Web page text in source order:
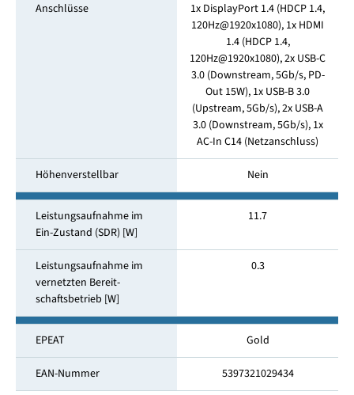
Anschlüsse
1x DisplayPort 1.4 (HDCP 1.4,
120Hz@1920x1080), 1x HDMI
1.4 (HDCP 1.4,
120Hz@1920x1080), 2x USB-C
3.0 (Downstream, 5Gb/s, PD-
Out 15W), 1x USB-B 3.0
(Upstream, 5Gb/s), 2x USB-A
3.0 (Downstream, 5Gb/s), 1x
AC-In C14 (Netzanschluss)
Höhenverstellbar Nein
Leistungsaufnahme im
Ein-Zustand (SDR) [W]
11.7
Leistungsaufnahme im
vernetzten Bereit­
schaftsbetrieb [W]
0.3
EPEAT Gold
EAN-Nummer 5397321029434